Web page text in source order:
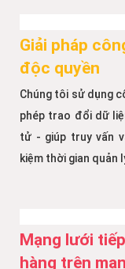
Giải pháp
độc quyền
Chúng tôi sử dụng
phép trao đổi dữ
tử - giúp truy vấn
kiệm thời gian quản
Mạng lưới
hàng trên